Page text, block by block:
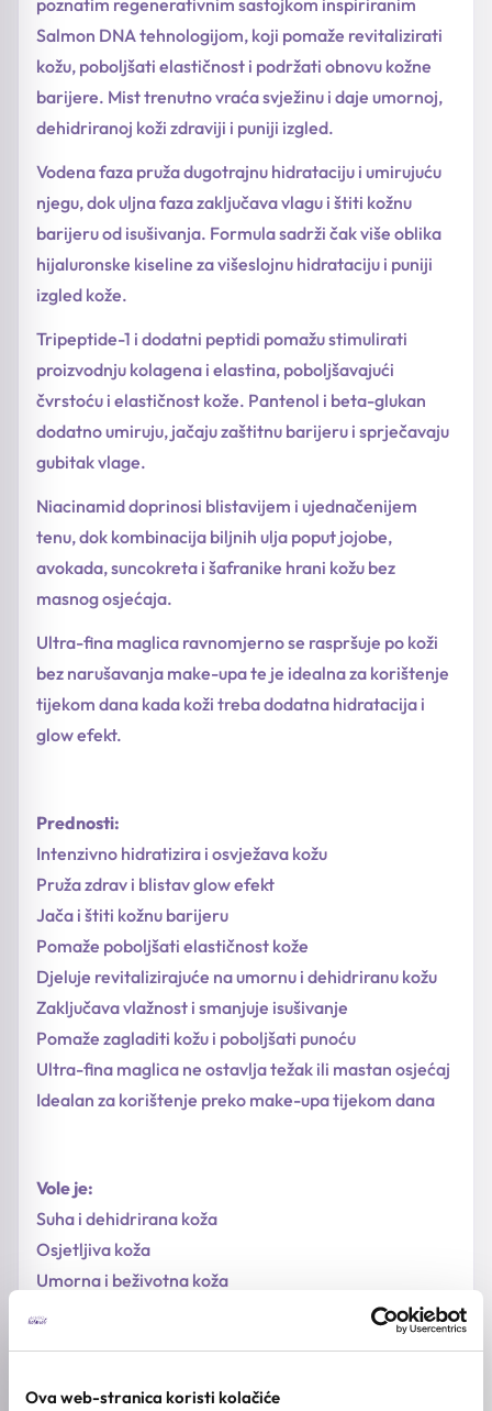
Ova web-stranica koristi kolačiće
Salmon DNA tehnologijom, koji pomaže revitalizirati
kožu, poboljšati elastičnost i podržati obnovu kožne
barijere. Mist trenutno vraća svježinu i daje umornoj,
dehidriranoj koži zdraviji i puniji izgled.
Vodena faza pruža dugotrajnu hidrataciju i umirujuću
njegu, dok uljna faza zaključava vlagu i štiti kožnu
barijeru od isušivanja. Formula sadrži čak više oblika
hijaluronske kiseline za višeslojnu hidrataciju i puniji
izgled kože.
Tripeptide-1 i dodatni peptidi pomažu stimulirati
proizvodnju kolagena i elastina, poboljšavajući
čvrstoću i elastičnost kože. Pantenol i beta-glukan
dodatno umiruju, jačaju zaštitnu barijeru i sprječavaju
gubitak vlage.
Niacinamid doprinosi blistavijem i ujednačenijem
tenu, dok kombinacija biljnih ulja poput jojobe,
avokada, suncokreta i šafranike hrani kožu bez
masnog osjećaja.
Ultra-fina maglica ravnomjerno se raspršuje po koži
bez narušavanja make-upa te je idealna za korištenje
tijekom dana kada koži treba dodatna hidratacija i
glow efekt.
Prednosti:
Intenzivno hidratizira i osvježava kožu
Pruža zdrav i blistav glow efekt
Jača i štiti kožnu barijeru
Pomaže poboljšati elastičnost kože
Djeluje revitalizirajuće na umornu i dehidriranu kožu
Zaključava vlažnost i smanjuje isušivanje
Pomaže zagladiti kožu i poboljšati punoću
Ultra-fina maglica ne ostavlja težak ili mastan osjećaj
Idealan za korištenje preko make-upa tijekom dana
Vole je:
Suha i dehidrirana koža
Osjetljiva koža
Umorna i beživotna koža
Tekstura: